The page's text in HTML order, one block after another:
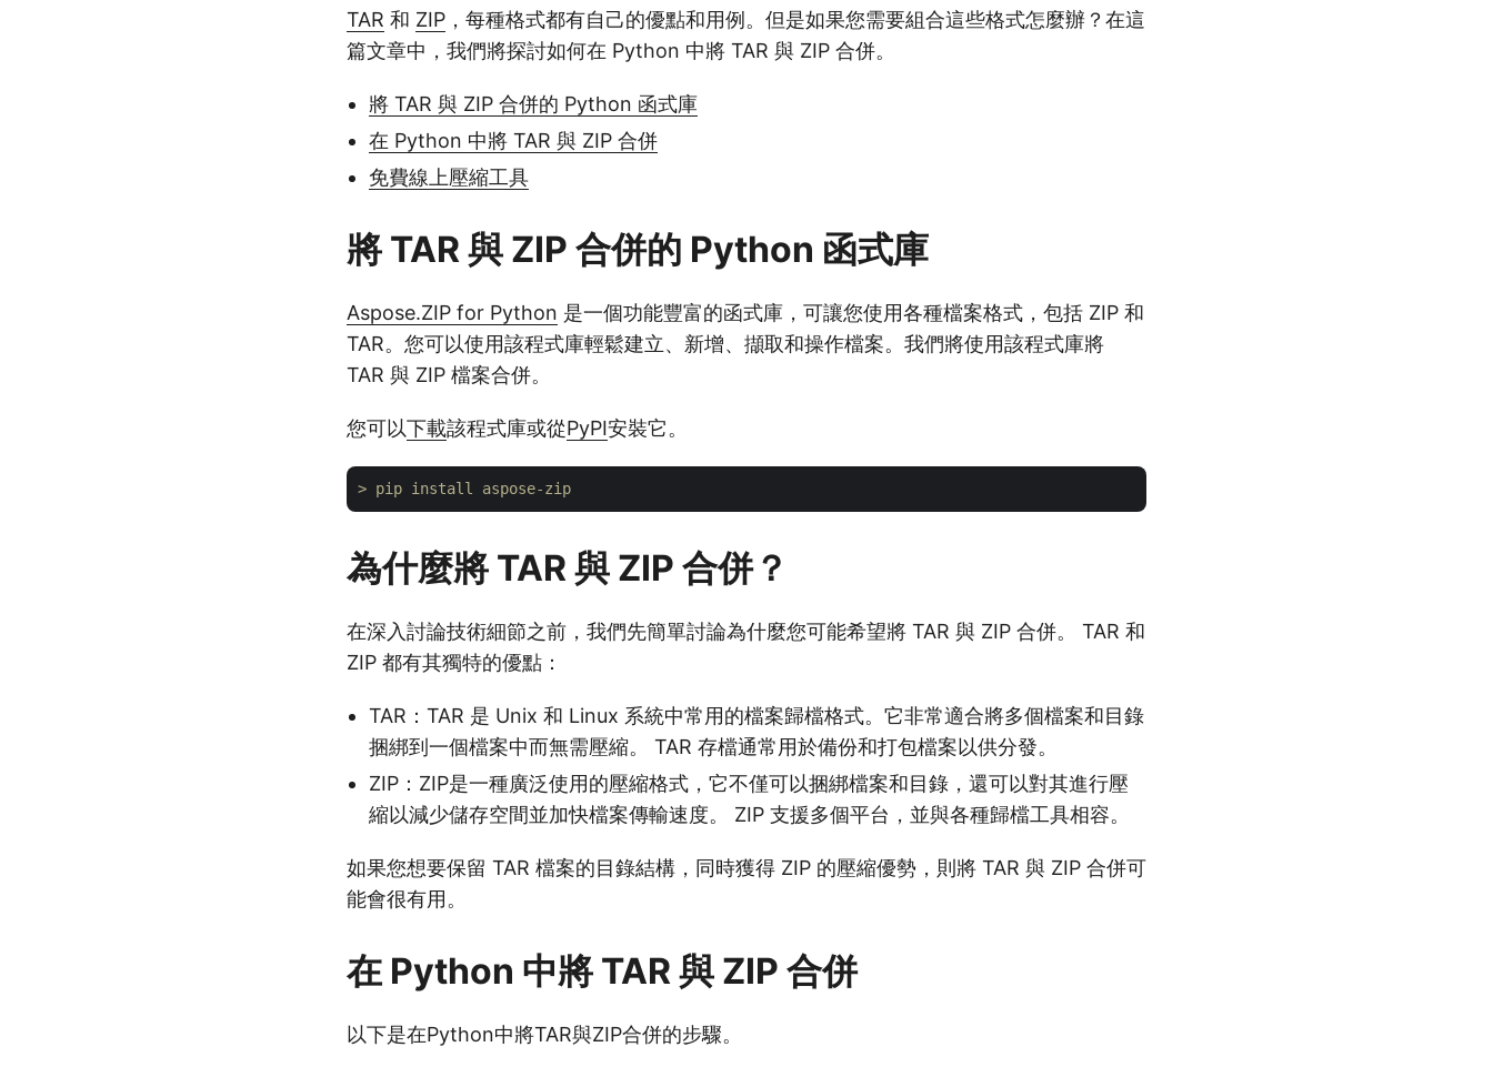
TAR 和 ZIP ，每種格式都有自己的優點和用例。但是如果您需要組合這些格式怎麼辦？在這
篇文章中，我們將探討如何在 Python 中將 TAR 與 ZIP 合併。
將 TAR 與 ZIP 合併的 Python 函式庫
在 Python 中將 TAR 與 ZIP 合併
免費線上壓縮工具
將 TAR 與 ZIP 合併的 Python 函式庫
Aspose.ZIP for Python 是一個功能豐富的函式庫，可讓您使用各種檔案格式，包括 ZIP 和
TAR。您可以使用該程式庫輕鬆建立、新增、擷取和操作檔案。我們將使用該程式庫將
TAR 與 ZIP 檔案合併。
您可以下載該程式庫或從PyPI安裝它。
> pip install aspose-zip
為什麼將 TAR 與 ZIP 合併？
在深入討論技術細節之前，我們先簡單討論為什麼您可能希望將 TAR 與 ZIP 合併。 TAR 和
ZIP 都有其獨特的優點：
TAR：TAR 是 Unix 和 Linux 系統中常用的檔案歸檔格式。它非常適合將多個檔案和目錄
捆綁到一個檔案中而無需壓縮。 TAR 存檔通常用於備份和打包檔案以供分發。
ZIP：ZIP是一種廣泛使用的壓縮格式，它不僅可以捆綁檔案和目錄，還可以對其進行壓
縮以減少儲存空間並加快檔案傳輸速度。 ZIP 支援多個平台，並與各種歸檔工具相容。
如果您想要保留 TAR 檔案的目錄結構，同時獲得 ZIP 的壓縮優勢，則將 TAR 與 ZIP 合併可
能會很有用。
在 Python 中將 TAR 與 ZIP 合併
以下是在Python中將TAR與ZIP合併的步驟。